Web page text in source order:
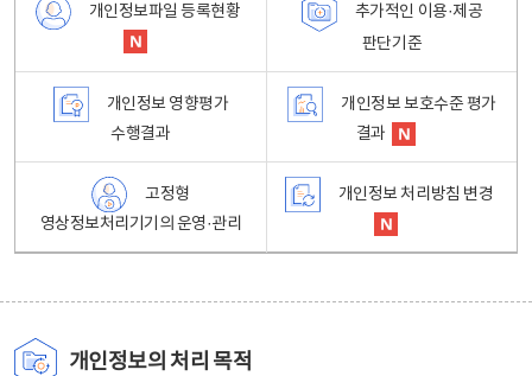
개인정보파일 등록현황
추가적인 이용·제공
판단기준
개인정보 영향평가
수행결과
개인정보 보호수준 평가
결과
고정형
영상정보처리기기의 운영·관리
개인정보 처리방침 변경
개인정보의 처리 목적